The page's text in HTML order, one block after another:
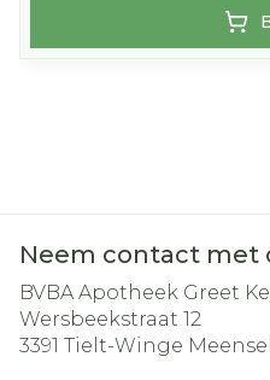
Neem contact met
BVBA Apotheek Greet
Wersbeekstraat 12
3391 Tielt-Winge